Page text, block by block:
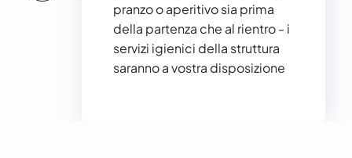
pranzo o aperitivo sia prima
della partenza che al rientro - i
servizi igienici della struttura
saranno a vostra disposizione